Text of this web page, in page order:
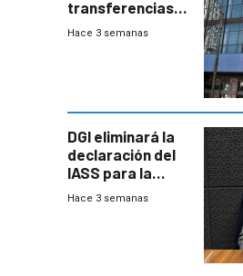
transferencias
del Mides en
Hace 3 semanas
DGI eliminará la
declaración del
IASS para la
mayoría de los
Hace 3 semanas